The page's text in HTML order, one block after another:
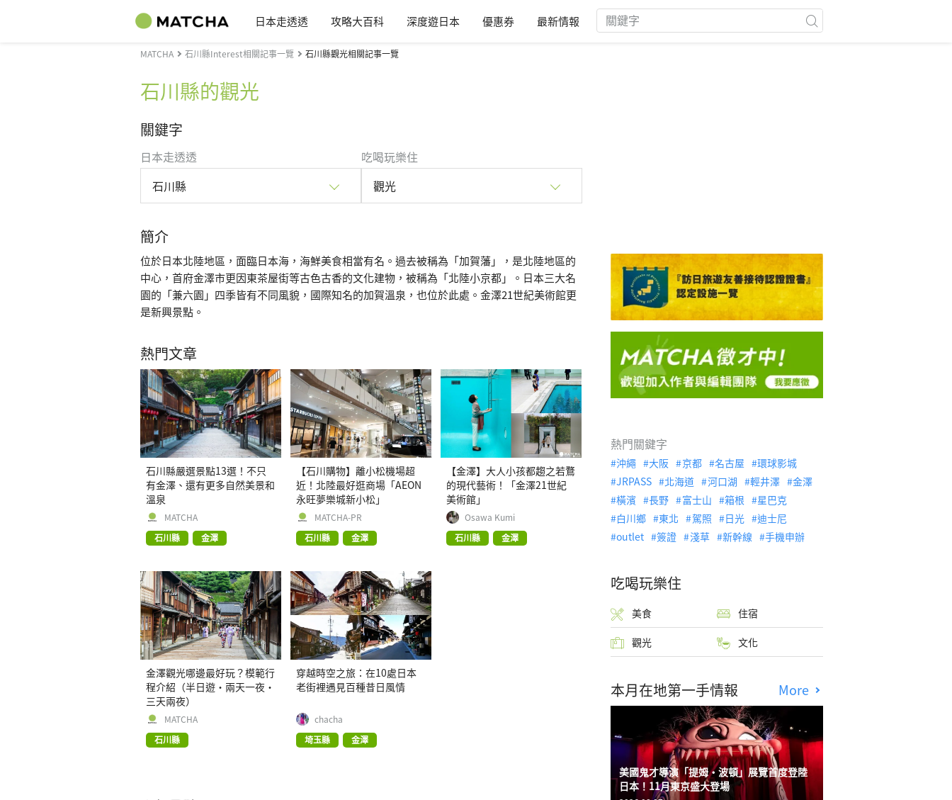
日本走透透 攻略大百科 深度遊日本 優惠券 最新情報
MATCHA 石川縣Interest相關記事一覽 石川縣觀光相關記事一覽
石川縣的觀光
關鍵字
日本走透透
石川縣
吃喝玩樂住
觀光
簡介
位於日本北陸地區，面臨日本海，海鮮美食相當有名。過去被稱為「加賀藩」，是北陸地區的
中心，首府金澤市更因東茶屋街等古色古香的文化建物，被稱為「北陸小京都」。日本三大名
園的「兼六園」四季皆有不同風貌，國際知名的加賀溫泉，也位於此處。金澤21世紀美術館更
是新興景點。
熱門文章
石川縣嚴選景點13選！不只
有金澤、還有更多自然美景和
溫泉
MATCHA
石川縣
金澤
【石川購物】離小松機場超
近！北陸最好逛商場「AEON
永旺夢樂城新小松」
MATCHA-PR
石川縣
金澤
【金澤】大人小孩都趨之若鶩
的現代藝術！「金澤21世紀
美術館」
Osawa Kumi
石川縣
金澤
金澤觀光哪邊最好玩？模範行
程介紹（半日遊・兩天一夜・
三天兩夜）
MATCHA
石川縣
穿越時空之旅：在10處日本
老街裡遇見百種昔日風情
chacha
埼玉縣
金澤
熱門關鍵字
沖繩 大阪 京都 名古屋
環球影城
JRPASS
北海道 河口湖 輕井澤
金澤
橫濱
長野 富士山 箱根
星巴克
白川鄉
東北 駕照 日光
迪士尼
outlet
簽證 淺草 新幹線 手機申辦
吃喝玩樂住
美食 住宿
觀光 文化
本月在地第一手情報 More
美國鬼才導演「提姆・波頓」展覽首度登陸
日本！11月東京盛大登場